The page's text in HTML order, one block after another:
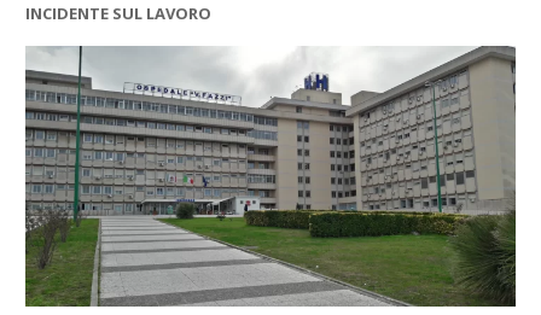
INCIDENTE SUL LAVORO